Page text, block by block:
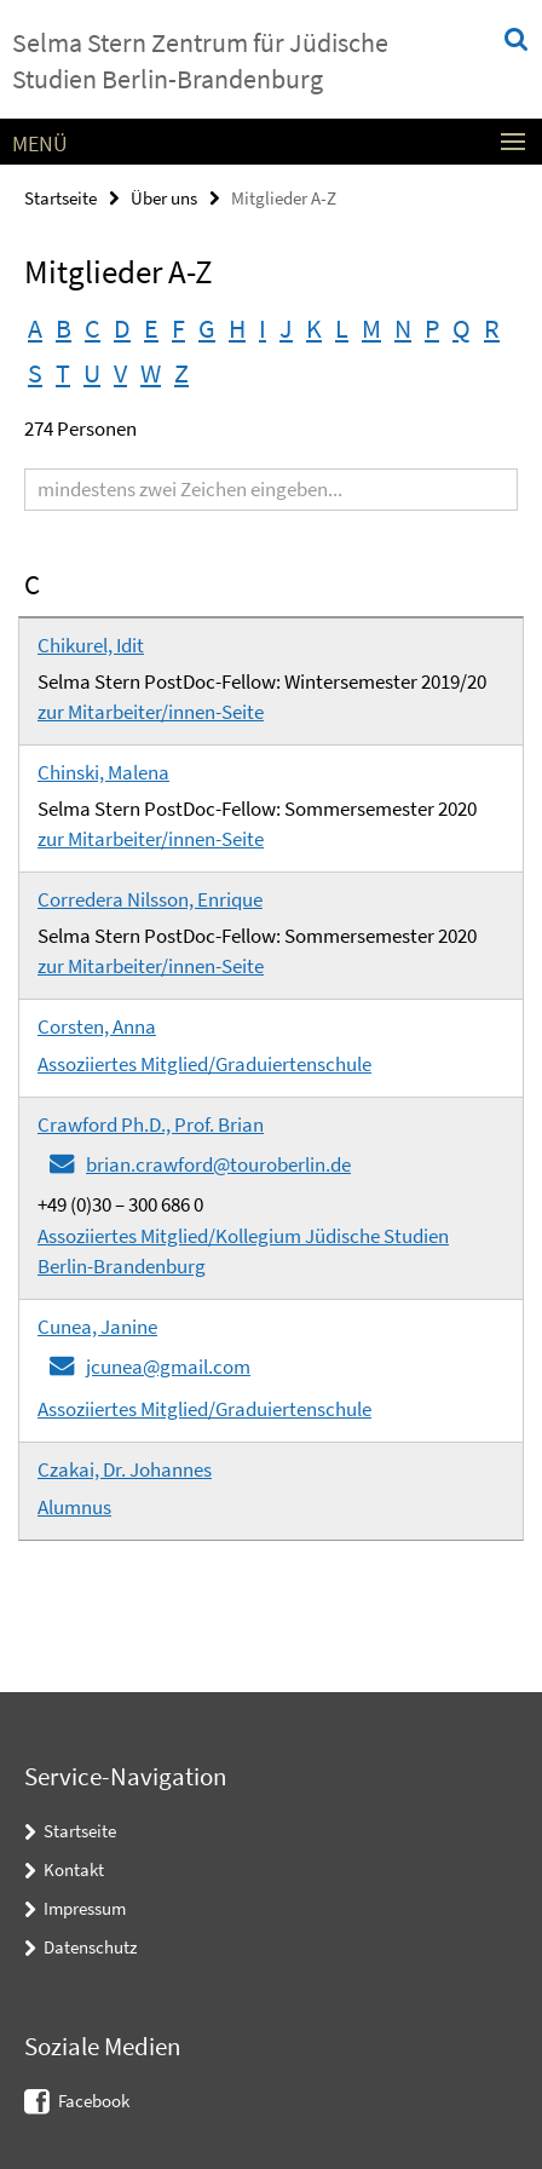
direkt
zu
Selma Stern Zentrum für Jüdische
Studien Berlin-Brandenburg
Service-
Navigation
MENÜ
Startseite Über uns Mitglieder A-Z
Mitglieder A-Z
A B C D E F G H I J K L M N P Q R
S T U V W Z
274 Personen
C
Chikurel, Idit
Selma Stern PostDoc-Fellow: Wintersemester 2019/20
zur Mitarbeiter/innen-Seite
Chinski, Malena
Selma Stern PostDoc-Fellow: Sommersemester 2020
zur Mitarbeiter/innen-Seite
Corredera Nilsson, Enrique
Selma Stern PostDoc-Fellow: Sommersemester 2020
zur Mitarbeiter/innen-Seite
Corsten, Anna
Assoziiertes Mitglied/Graduiertenschule
Crawford Ph.D., Prof. Brian
brian.crawford@touroberlin.de
+49 (0)30 – 300 686 0
Assoziiertes Mitglied/Kollegium Jüdische Studien
Berlin-Brandenburg
Cunea, Janine
jcunea@gmail.com
Assoziiertes Mitglied/Graduiertenschule
Czakai, Dr. Johannes
Alumnus
Service-Navigation
Startseite
Kontakt
Impressum
Datenschutz
Soziale Medien
Facebook